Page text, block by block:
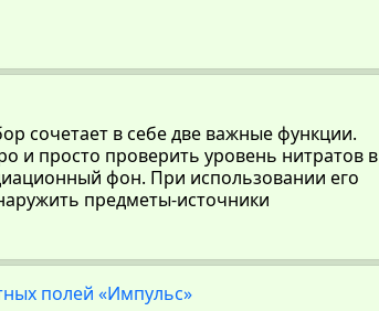
сочетает в себе две важные функции.
и просто проверить уровень нитратов в
фон. При использовании его
предметы-источники
полей «Импульс»